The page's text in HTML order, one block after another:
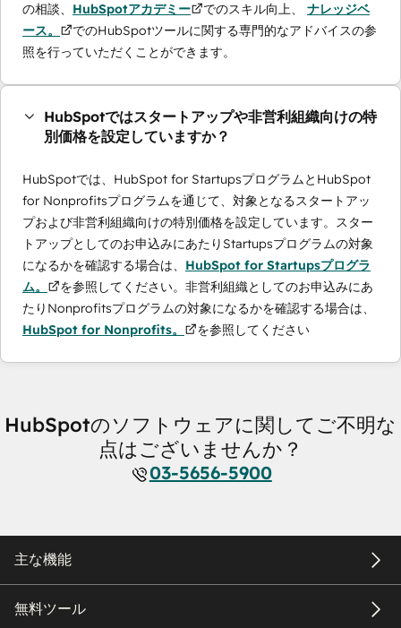
の相談、 HubSpotアカデミー でのスキル向上、 ナレッジベ
ース。
でのHubSpotツールに関する専門的なアドバイスの参
照を行っていただくことができます。
HubSpotではスタートアップや非営利組織向けの特
別価格を設定していますか？
HubSpotでは、HubSpot for StartupsプログラムとHubSpot
for Nonprofitsプログラムを通じて、対象となるスタートアッ
プおよび非営利組織向けの特別価格を設定しています。スター
トアップとしてのお申込みにあたりStartupsプログラムの対象
になるかを確認する場合は、 HubSpot for Startupsプログラ
ム。
を参照してください。非営利組織としてのお申込みにあ
たりNonprofitsプログラムの対象になるかを確認する場合は、
HubSpot for Nonprofits。
を参照してください
HubSpotのソフトウェアに関してご不明な
点はございませんか？
03-5656-5900
主な機能
無料ツール